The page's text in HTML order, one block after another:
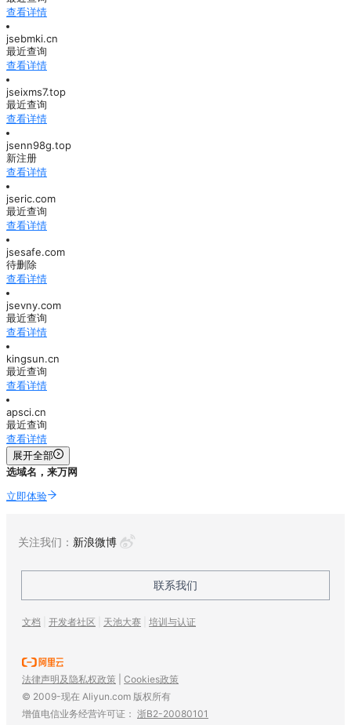
查看详情
jsebmki.cn
最近查询
查看详情
jseixms7.top
最近查询
查看详情
jsenn98g.top
新注册
查看详情
jseric.com
最近查询
查看详情
jsesafe.com
待删除
查看详情
jsevny.com
最近查询
查看详情
kingsun.cn
最近查询
查看详情
apsci.cn
最近查询
查看详情
展开全部
选域名，来万网
立即体验
关注我们： 新浪微博
联系我们
文档 开发者社区 天池大赛 培训与认证
法律声明及隐私权政策
Cookies政策
© 2009-现在 Aliyun.com 版权所有
增值电信业务经营许可证： 浙B2-20080101